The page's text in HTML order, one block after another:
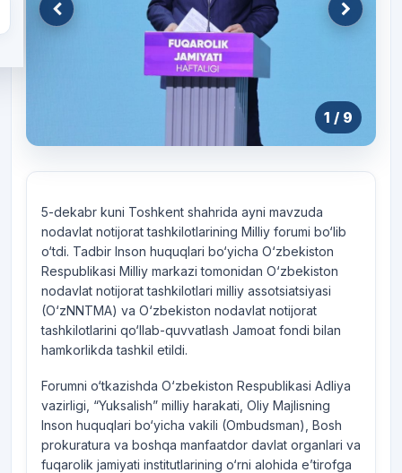
1 / 9
5-dekabr kuni Toshkent shahrida ayni mavzuda
nodavlat notijorat tashkilotlarining Milliy forumi bo‘lib
o‘tdi. Tadbir Inson huquqlari bo‘yicha O‘zbekiston
Respublikasi Milliy markazi tomonidan O‘zbekiston
nodavlat notijorat tashkilotlari milliy assotsiatsiyasi
(O‘zNNTMA) va O‘zbekiston nodavlat notijorat
tashkilotlarini qo‘llab-quvvatlash Jamoat fondi bilan
hamkorlikda tashkil etildi.
Forumni o‘tkazishda O‘zbekiston Respublikasi Adliya
vazirligi, “Yuksalish” milliy harakati, Oliy Majlisning
Inson huquqlari bo‘yicha vakili (Ombudsman), Bosh
prokuratura va boshqa manfaatdor davlat organlari va
fuqarolik jamiyati institutlarining o‘rni alohida e’tirofga